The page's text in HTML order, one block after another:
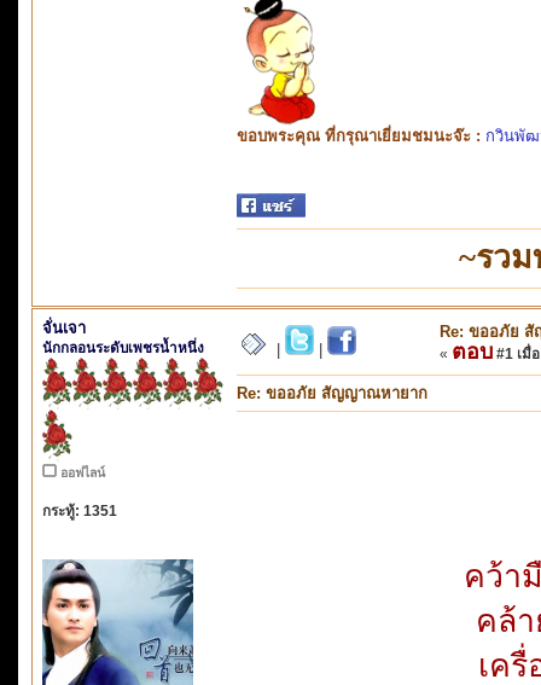
ขอบพระคุณ ที่กรุณาเยี่ยมชมนะจ๊ะ : กวินพั
~รว
จั่นเจา
นักกลอนระดับเพชรน้ำหนึ่ง
ออฟไลน์
กระทู้: 1351
Re: ขออภัย
« ตอบ #1 เมื่
Re: ขออภัย สัญญาณหายาก
คว้า
คล้า
เครื่